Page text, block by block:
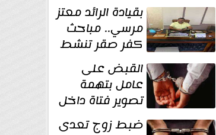
بقيادة الرائد معتز
مرسي.. مباحث
كفر صقر تنشط
بقوة وتوجه
ضربات أمنية... القبض على
عامل بتهمة
تصوير فتاة داخل
غرفة تغيير
ضبط زوج تعدى